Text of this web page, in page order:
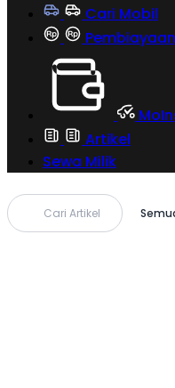
Cari Mobil
Pembiayaan
Artikel
Sewa Milik
Cari Artikel